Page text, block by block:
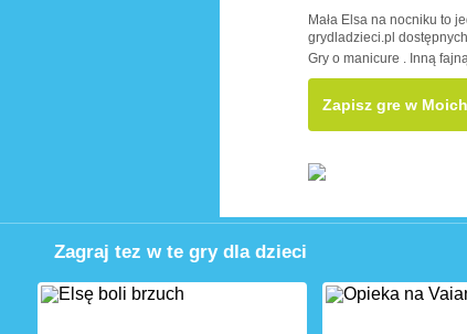
Mała Elsa na nocniku to
grydladzieci.pl
Gry o manicure . Inną
Zapisz gre w
Zagraj tez w te gry dla dzieci